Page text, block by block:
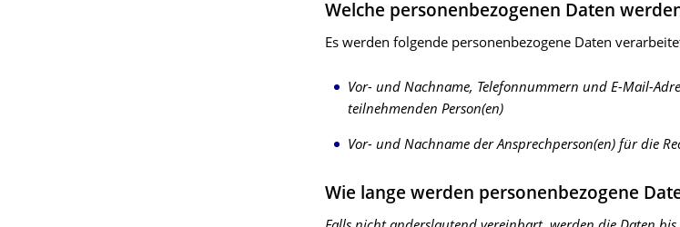
Welche personenbezogenen Daten
Es werden folgende personenbezogene Daten
Vor- und Nachname, Telefonnummern und E-Mail-
teilnehmenden Person(en)
Vor- und Nachname der Ansprechperson(en) für die
Wie lange werden personenbezogene